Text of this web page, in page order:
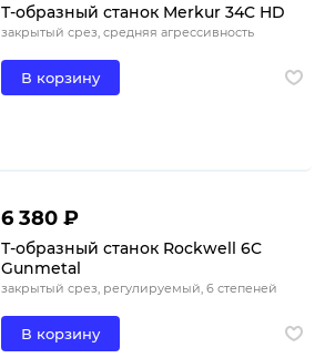
Т-образный станок Merkur 34C HD
закрытый срез, средняя агрессивность
В корзину
6 380 ₽
Т-образный станок Rockwell 6C
Gunmetal
закрытый срез, регулируемый, 6 степеней
В корзину